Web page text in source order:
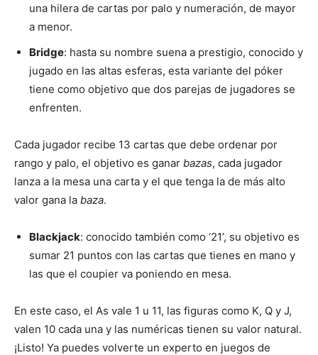
una hilera de cartas por palo y numeración, de mayor
a menor.
Bridge: hasta su nombre suena a prestigio, conocido y
jugado en las altas esferas, esta variante del póker
tiene como objetivo que dos parejas de jugadores se
enfrenten.
Cada jugador recibe 13 cartas que debe ordenar por
rango y palo, el objetivo es ganar bazas, cada jugador
lanza a la mesa una carta y el que tenga la de más alto
valor gana la baza.
Blackjack: conocido también como ‘21’, su objetivo es
sumar 21 puntos con las cartas que tienes en mano y
las que el coupier va poniendo en mesa.
En este caso, el As vale 1 u 11, las figuras como K, Q y J,
valen 10 cada una y las numéricas tienen su valor natural.
¡Listo! Ya puedes volverte un experto en juegos de